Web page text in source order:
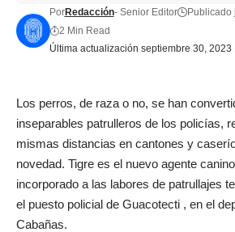
Última actualización septiembre 30, 2023
PorRedacción- Senior Editor
Publicado
2 Min Read
Los perros, de raza o no, se han
inseparables patrulleros de los policías,
mismas distancias en cantones y
novedad. Tigre es el nuevo agente
incorporado a las labores de patrullajes
el puesto policial de Guacotecti , en el
Cabañas.